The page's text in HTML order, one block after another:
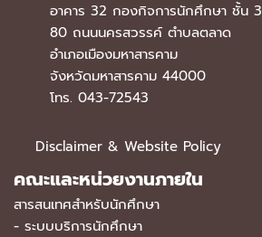
อาคาร 32 กองกิจการนักศึกษา ชั้น 3
80 ถนนนครสวรรค์ ตำบลตลาด
อำเภอเมืองมหาสารคาม
จังหวัดมหาสารคาม 44000
โทร. 043-72543
Disclaimer & Website Policy
คณะและหน่วยงานภายใน
สารสนเทศสำหรับนักศึกษา
- ระบบบริการนักศึกษา